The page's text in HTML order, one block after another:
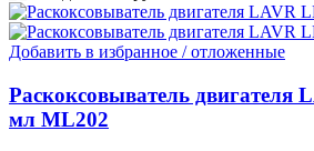
Добавить в избранное / отложенные
Раскоксовыватель двигателя
мл ML202